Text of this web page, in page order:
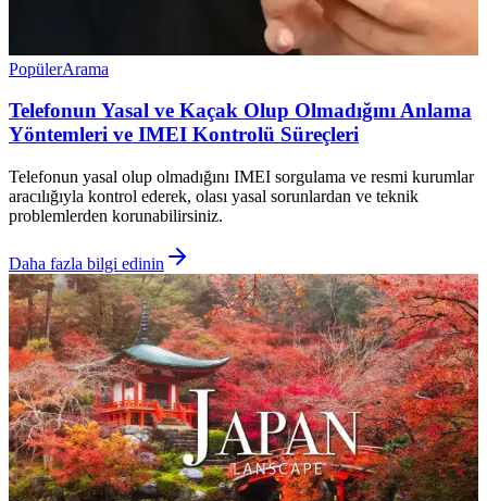
PopülerArama
Telefonun Yasal ve Kaçak Olup Olmadığını Anlama
Yöntemleri ve IMEI Kontrolü Süreçleri
Telefonun yasal olup olmadığını IMEI sorgulama ve resmi kurumlar
aracılığıyla kontrol ederek, olası yasal sorunlardan ve teknik
problemlerden korunabilirsiniz.
Daha fazla bilgi edinin